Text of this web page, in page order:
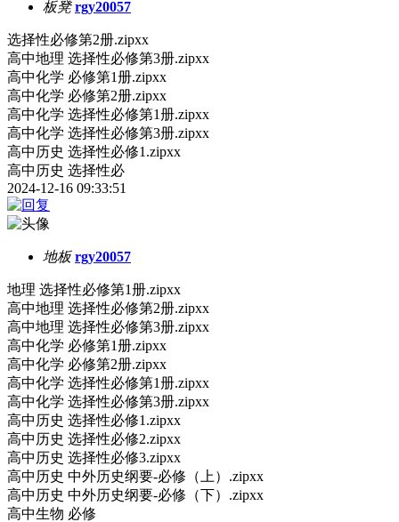
板凳 rgy20057
选择性必修第2册.zipxx
高中地理 选择性必修第3册.zipxx
高中化学 必修第1册.zipxx
高中化学 必修第2册.zipxx
高中化学 选择性必修第1册.zipxx
高中化学 选择性必修第3册.zipxx
高中历史 选择性必修1.zipxx
高中历史 选择性必
2024-12-16 09:33:51
地板 rgy20057
地理 选择性必修第1册.zipxx
高中地理 选择性必修第2册.zipxx
高中地理 选择性必修第3册.zipxx
高中化学 必修第1册.zipxx
高中化学 必修第2册.zipxx
高中化学 选择性必修第1册.zipxx
高中化学 选择性必修第3册.zipxx
高中历史 选择性必修1.zipxx
高中历史 选择性必修2.zipxx
高中历史 选择性必修3.zipxx
高中历史 中外历史纲要-必修（上）.zipxx
高中历史 中外历史纲要-必修（下）.zipxx
高中生物 必修